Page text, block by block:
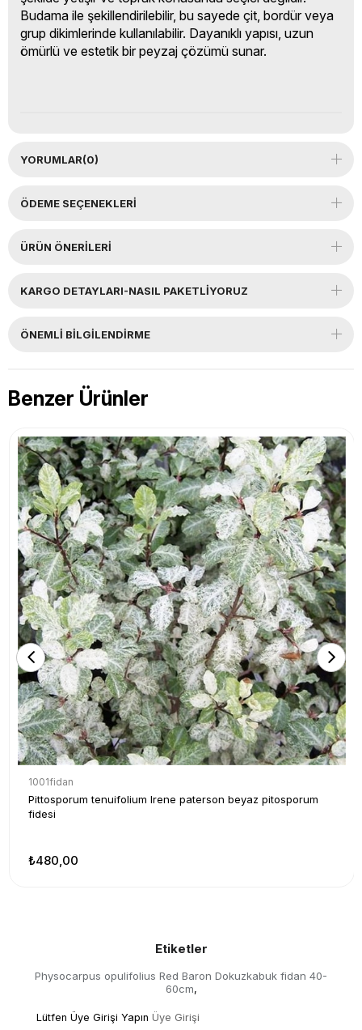
Budama ile şekillendirilebilir, bu sayede çit, bordür veya
grup dikimlerinde kullanılabilir. Dayanıklı yapısı, uzun
ömürlü ve estetik bir peyzaj çözümü sunar.
YORUMLAR(0)
ÖDEME SEÇENEKLERI
ÜRÜN ÖNERILERI
KARGO DETAYLARI-NASIL PAKETLİYORUZ
ÖNEMLI BILGILENDIRME
Benzer Ürünler
1001fidan
Pittosporum tenuifolium Irene paterson beyaz pitosporum
fidesi
₺480,00
Etiketler
Physocarpus opulifolius Red Baron Dokuzkabuk fidan 40-
60cm,
Lütfen Üye Girişi Yapın Üye Girişi